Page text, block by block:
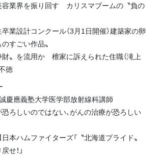
業界を振り回す カリスマブームの〝負の
業設計コンクール（3月1日開催）建築家の卵
すごい作品〟
〟を流用か 檀家に訴えられた住職（滝上
徳
慶應義塾大学医学部放射線科講師
ろしいのではない、がんの治療が恐ろしい
日本ハムファイターズ「〝北海道プライド〟
せ！」